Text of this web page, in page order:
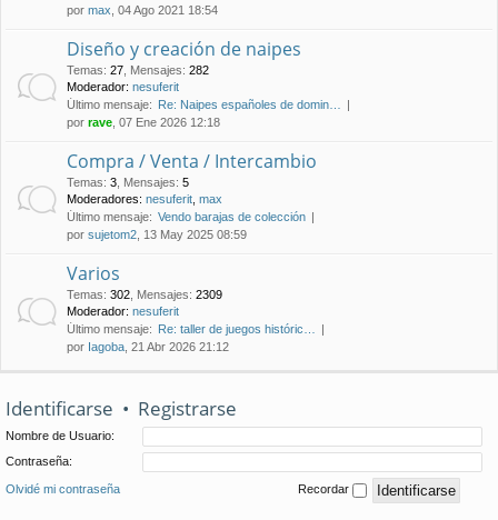
por max , 04 Ago 2021 18:54
Diseño y creación de naipes
Temas: 27 Mensajes: 282
Moderador: nesuferit
Último mensaje: Re: Naipes españoles de domin…
por rave , 07 Ene 2026 12:18
Compra / Venta / Intercambio
Temas: 3 Mensajes: 5
Moderadores: nesuferit max
Último mensaje: Vendo barajas de colección
por sujetom2 , 13 May 2025 08:59
Varios
Temas: 302 Mensajes: 2309
Moderador: nesuferit
Último mensaje: Re: taller de juegos históric…
por Iagoba , 21 Abr 2026 21:12
Identificarse • Registrarse
Nombre de Usuario:
Contraseña:
Olvidé mi contraseña Recordar